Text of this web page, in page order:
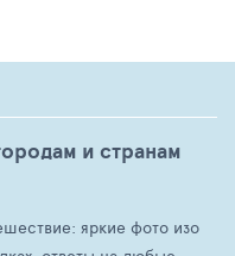
и странам
яркие фото изо